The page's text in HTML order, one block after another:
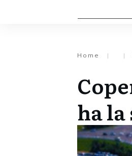
Home | |
ha